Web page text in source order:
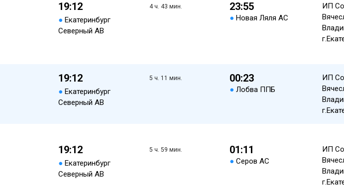
19:12
● Екатеринбург
Северный АВ
4 ч. 43 мин. 23:55
● Новая Ляля АС
ИП
19:12
● Екатеринбург
Северный АВ
5 ч. 11 мин. 00:23
● Лобва ППБ
ИП
19:12
● Екатеринбург
Северный АВ
5 ч. 59 мин. 01:11
● Серов АС
ИП